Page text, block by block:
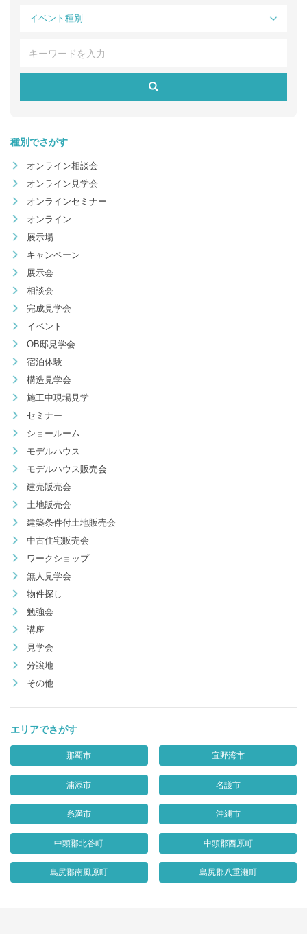
イベント種別
種別でさがす
オンライン相談会
オンライン見学会
オンラインセミナー
オンライン
展示場
キャンペーン
展示会
相談会
完成見学会
イベント
OB邸見学会
宿泊体験
構造見学会
施工中現場見学
セミナー
ショールーム
モデルハウス
モデルハウス販売会
建売販売会
土地販売会
建築条件付土地販売会
中古住宅販売会
ワークショップ
無人見学会
物件探し
勉強会
講座
見学会
分譲地
その他
エリアでさがす
那覇市 宜野湾市
浦添市 名護市
糸満市 沖縄市
中頭郡北谷町 中頭郡西原町
島尻郡南風原町 島尻郡八重瀬町